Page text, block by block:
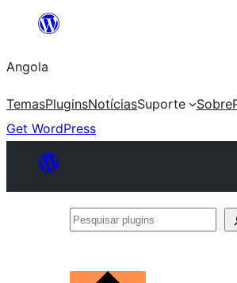
Saltar
o
conteúdo
Angola
TemasPluginsNotíciasSuporte Sobre
Get WordPress
Pesquisar